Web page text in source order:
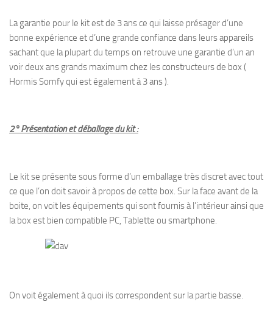
La garantie pour le kit est de 3 ans ce qui laisse présager d’une
bonne expérience et d’une grande confiance dans leurs appareils
sachant que la plupart du temps on retrouve une garantie d’un an
voir deux ans grands maximum chez les constructeurs de box (
Hormis Somfy qui est également à 3 ans ).
2° Présentation et déballage du kit :
Le kit se présente sous forme d’un emballage très discret avec tout
ce que l’on doit savoir à propos de cette box. Sur la face avant de la
boite, on voit les équipements qui sont fournis à l’intérieur ainsi que
la box est bien compatible PC, Tablette ou smartphone.
On voit également à quoi ils correspondent sur la partie basse.